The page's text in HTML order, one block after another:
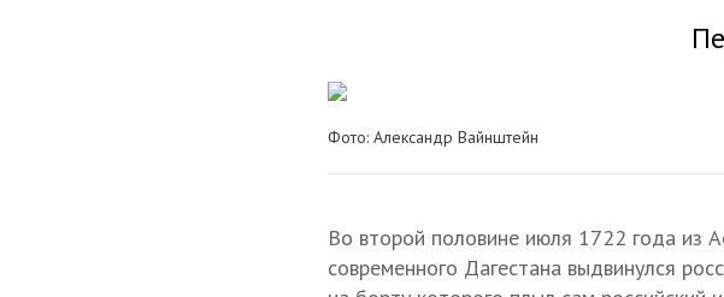
Фото: Александр Вайнштейн
Во второй половине июля 1722 года из
современного Дагестана выдвинулся